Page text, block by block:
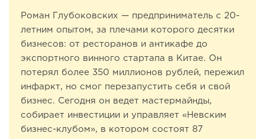
Роман Глубоковских — предприниматель с 20-
летним опытом, за плечами которого десятки
бизнесов: от ресторанов и антикафе до
экспортного винного стартапа в Китае. Он
потерял более 350 миллионов рублей, пережил
инфаркт, но смог перезапустить себя и свой
бизнес. Сегодня он ведет мастермайнды,
собирает инвестиции и управляет «Невским
бизнес-клубом», в котором состоят 87